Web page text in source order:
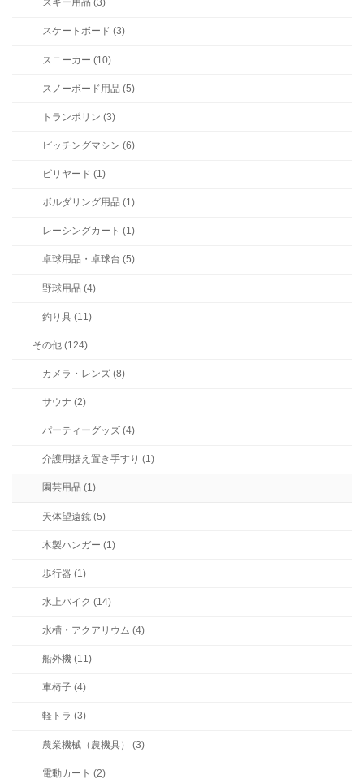
スキー用品 (3)
スケートボード (3)
スニーカー (10)
スノーボード用品 (5)
トランポリン (3)
ピッチングマシン (6)
ビリヤード (1)
ボルダリング用品 (1)
レーシングカート (1)
卓球用品・卓球台 (5)
野球用品 (4)
釣り具 (11)
その他 (124)
カメラ・レンズ (8)
サウナ (2)
パーティーグッズ (4)
介護用据え置き手すり (1)
園芸用品 (1)
天体望遠鏡 (5)
木製ハンガー (1)
歩行器 (1)
水上バイク (14)
水槽・アクアリウム (4)
船外機 (11)
車椅子 (4)
軽トラ (3)
農業機械（農機具） (3)
電動カート (2)